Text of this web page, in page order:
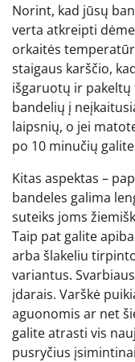
Norint, kad jūsų
verta atkreipti
orkaitės
staigaus karščio,
išgaruotų ir pakeltų
bandelių į
laipsnių, o jei
po 10 minučių
Kitas aspektas –
bandeles galima
suteiks joms
Taip pat galite
arba šlakeliu
variantus.
įdarais. Varškė
aguonomis ar net
galite atrasti vis
pusryčius